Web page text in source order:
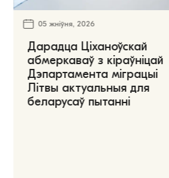
05 жніўня, 2026
Дарадца Ціханоўскай
абмеркаваў з кіраўніцай
Дэпартамента міграцыі
Літвы актуальныя для
беларусаў пытанні